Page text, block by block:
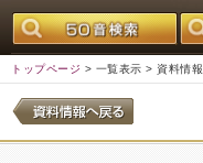
トップページ > 一覧表示 > 資料情報